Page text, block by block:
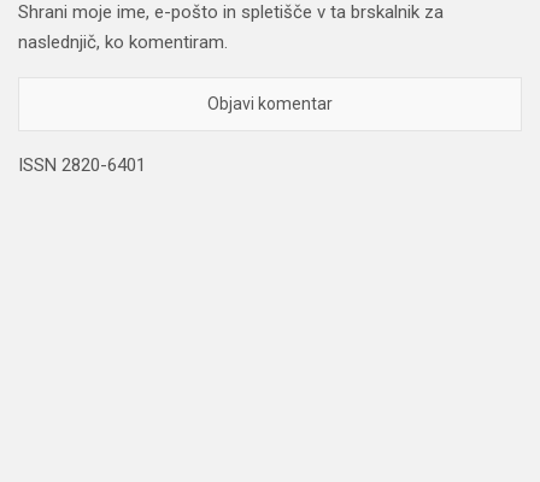
Shrani moje ime, e-pošto in spletišče v ta brskalnik za
naslednjič, ko komentiram.
ISSN 2820-6401